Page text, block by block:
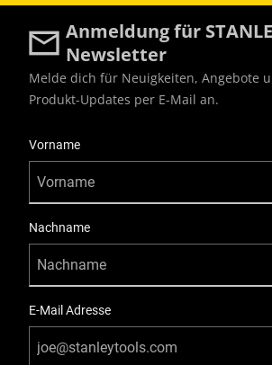
Anmeldung für
Newsletter
Melde dich für Neuigkeiten, Angebote
Produkt-Updates per E-Mail an.
Vorname
Nachname
E-Mail Adresse